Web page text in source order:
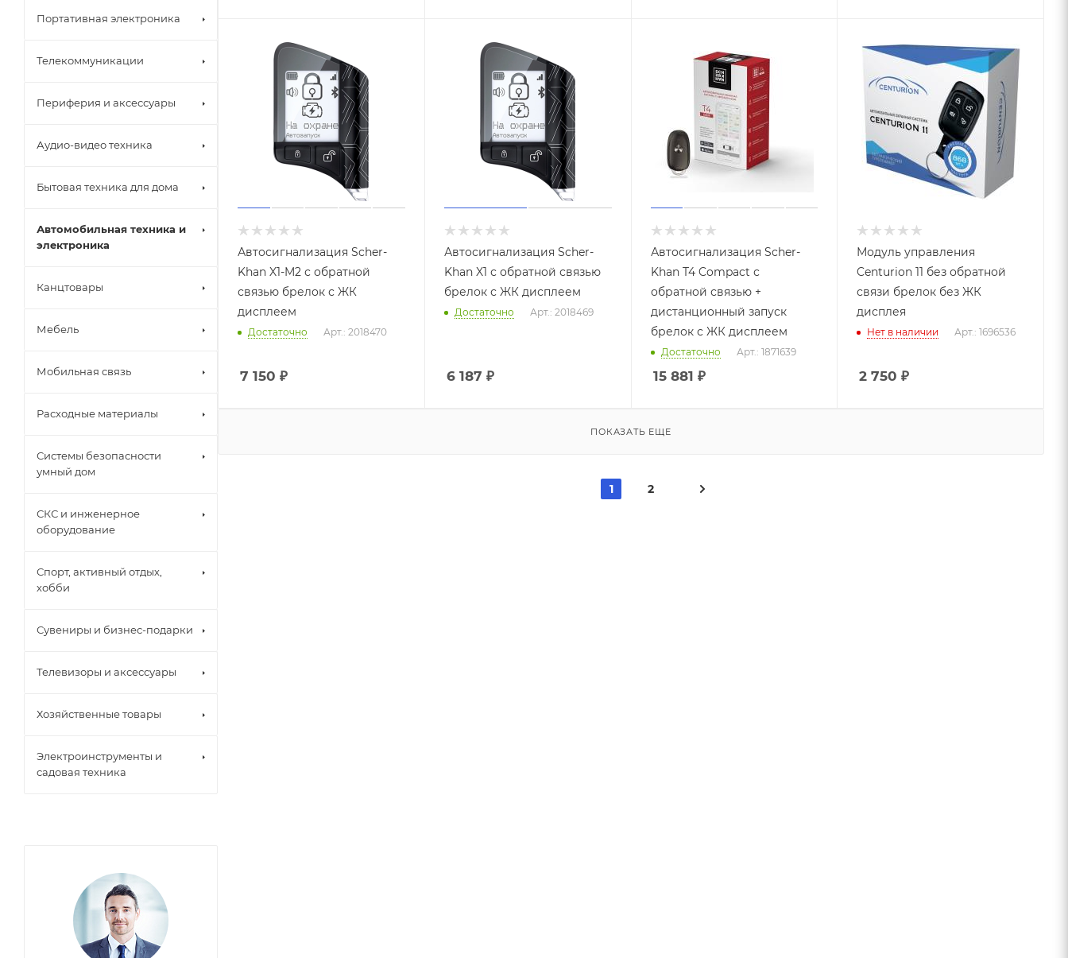
Автосигнализация Scher-
Khan X1-M2 с обратной
связью брелок с ЖК
дисплеем
Достаточно Арт.: 2018470
7 150 ₽
Автосигнализация Scher-
Khan X1 с обратной связью
брелок с ЖК дисплеем
Достаточно Арт.: 2018469
6 187 ₽
Автосигнализация Scher-
Khan T4 Compact с
обратной связью +
дистанционный запуск
брелок с ЖК дисплеем
Достаточно Арт.: 1871639
15 881 ₽
Модуль управления
Centurion 11 без обратной
связи брелок без ЖК
дисплея
Нет в наличии Арт.: 1696536
2 750 ₽
ПОКАЗАТЬ ЕЩЕ
1 2
Портативная электроника
Телекоммуникации
Периферия и аксессуары
Аудио-видео техника
Бытовая техника для дома
Автомобильная техника и
электроника
Канцтовары
Мебель
Мобильная связь
Расходные материалы
Системы безопасности
умный дом
СКС и инженерное
оборудование
Спорт, активный отдых,
хобби
Сувениры и бизнес-подарки
Телевизоры и аксессуары
Хозяйственные товары
Электроинструменты и
садовая техника